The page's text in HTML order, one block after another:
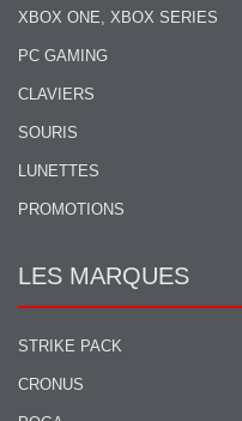
XBOX ONE, XBOX SERIES
PC GAMING
CLAVIERS
SOURIS
LUNETTES
PROMOTIONS
LES MARQUES
STRIKE PACK
CRONUS